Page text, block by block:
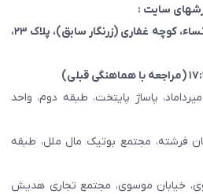
سایت :
نساء، کوچه غفاری (زرنگار سابق)
، پلاک ۲۳،
پاساژ پایتخت، طبقه دوم، واحد
خیابان فرشته، مجتمع بوتیک مال ملل، طبقه
هروی، خیابان موسوی، مجتمع تجاری هدیش